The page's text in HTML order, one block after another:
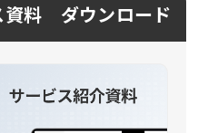
資料 ダウンロード